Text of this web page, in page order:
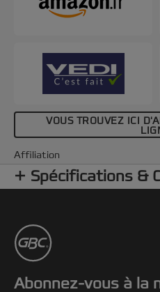
VOUS TROUVEZ ICI
Affiliation
Spécifications &
Abonnez-vous à la